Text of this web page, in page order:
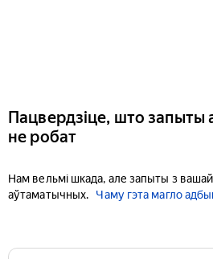
Пацвердзіце, што запыты
не робат
Нам вельмі шкада, але запыты з
аўтаматычных.
Чаму гэта магло